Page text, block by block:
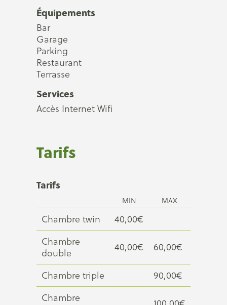
Équipements
Bar
Garage
Parking
Restaurant
Terrasse
Services
Accès Internet Wifi
Tarifs
Tarifs
MIN MAX
Chambre twin
40,00€
Chambre
double
40,00€ 60,00€
Chambre triple
90,00€
Chambre